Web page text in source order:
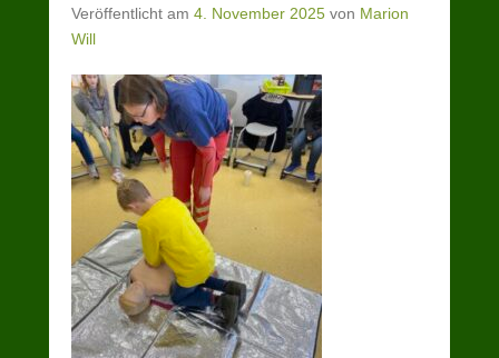
Veröffentlicht am 4. November 2025 von Marion
Will